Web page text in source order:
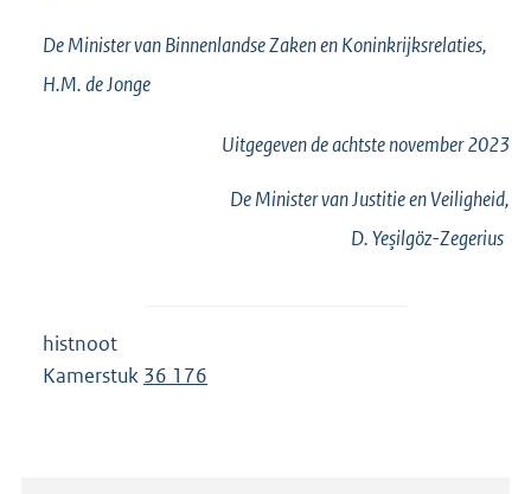
De Minister van Binnenlandse Zaken en Koninkrijksrelaties,
H.M. deJonge
Uitgegeven deachtstenovember 2023
De Minister van Justitie en Veiligheid,
D.Yeşilgöz-Zegerius
histnoot
Kamerstuk 36 176